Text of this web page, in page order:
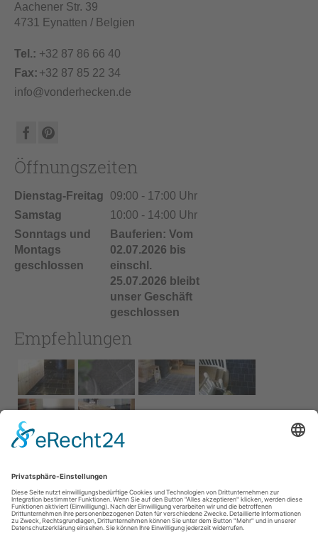
Aachener Str. 39
4731 Eynatten / Belgien
Tel.: +32 87 86 66 40
Fax: +32 87 85 22 34
info@vonderhecken.de
Öffnungszeiten
Dienstag-Freitag
09:00 - 17:00 Uhr
Samstag
10:00 - 14:00 Uhr
Sonntags und
Montags
geschlossen
Bauferien: Vom
02.07.2026 bis
einschl.
25.07.2026 bleibt
unser Geschäft
geschlossen
Empfehlungen
Impressum
AGB
Service